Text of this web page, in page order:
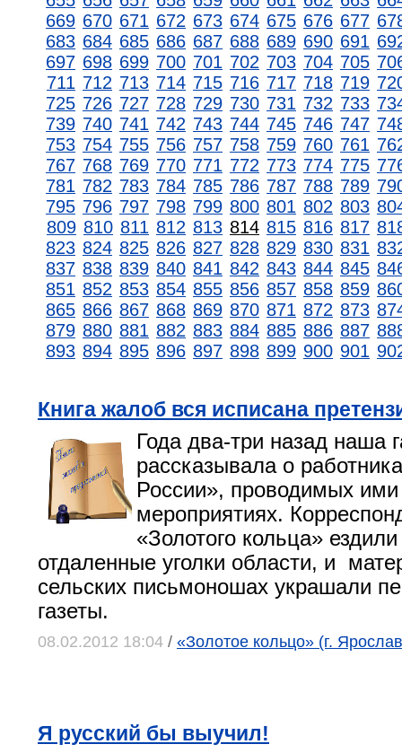
669 670 671 672 673 674 675 676 677
683 684 685 686 687 688 689 690 691
697 698 699 700 701 702 703 704 705
711 712 713 714 715 716 717 718 719
725 726 727 728 729 730 731 732 733
739 740 741 742 743 744 745 746 747
753 754 755 756 757 758 759 760 761
767 768 769 770 771 772 773 774 775
781 782 783 784 785 786 787 788 789
795 796 797 798 799 800 801 802 803
809 810 811 812 813 814 815 816 817
823 824 825 826 827 828 829 830 831
837 838 839 840 841 842 843 844 845
851 852 853 854 855 856 857 858 859
865 866 867 868 869 870 871 872 873
879 880 881 882 883 884 885 886 887
893 894 895 896 897 898 899 900 901
Книга жалоб вся исписана
Года два-три назад наша
рассказывала о
России», проводимых ими
мероприятиях.
«Золотого кольца»
отдаленные уголки области, и
сельских письмоношах украшали
газеты.
08.02.2012 18:04 / «Золотое кольцо» (г.
Я русский бы выучил!